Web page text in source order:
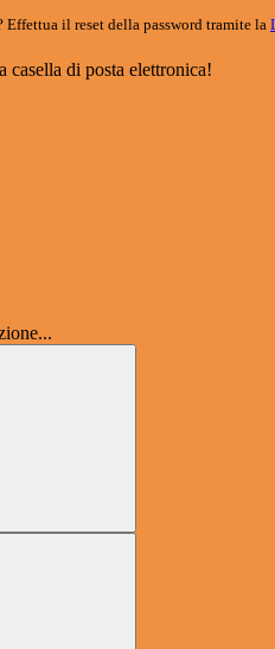
Effettua il reset della password tramite la
casella di posta elettronica!